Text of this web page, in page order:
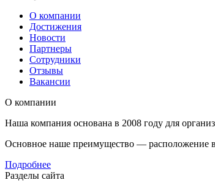
О компании
Достижения
Новости
Партнеры
Сотрудники
Отзывы
Вакансии
О компании
Наша компания основана в 2008 году для
Основное наше преимущество — расположение в
Подробнее
Разделы сайта